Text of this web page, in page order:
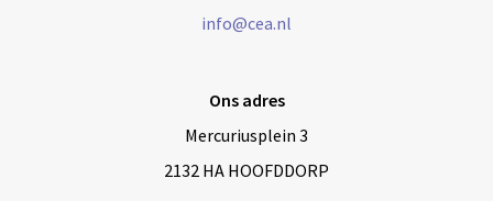
info@cea.nl
Ons adres
Mercuriusplein 3
2132 HA HOOFDDORP